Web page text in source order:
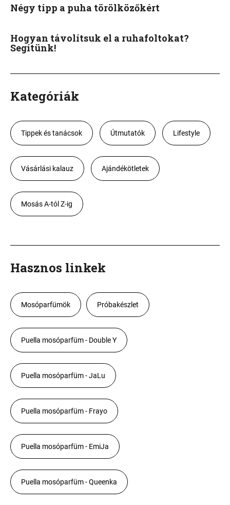
Négy tipp a puha törölközőkért
Hogyan távolítsuk el a ruhafoltokat?
Segítünk!
Kategóriák
Tippek és tanácsok Útmutatók Lifestyle
Vásárlási kalauz Ajándékötletek
Mosás A-tól Z-ig
Hasznos linkek
Mosóparfümök Próbakészlet
Puella mosóparfüm - Double Y
Puella mosóparfüm - JaLu
Puella mosóparfüm - Frayo
Puella mosóparfüm - EmiJa
Puella mosóparfüm - Queenka